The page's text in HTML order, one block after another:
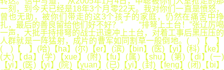
一刻，到今天已经是18年3个月零22天。我对你们一直是愤怒，
曾也无助，被你们带走的这3个孩子的家庭，仍然在痛苦中挣
扎，最后的善良留给他们好不好？” “排弩上土台！”张辽厉喝
一声，大批手持排弩的战士迅速冲上土台，对着工事后黑压压的
人群就是一阵猛射，成片的曹军如同割草一般倒地。( )【 】
( )【 】(哈)【ha】(尔)【er】(滨)【bin】(医)【yi】(科)【ke】
(大)【da】(学)【xue】(附)【fu】(属)【shu】(第)【di】(一)
【yi】(医)【yi】(院)【yuan】(已)【yi】(封)【feng】(闭)【bi】